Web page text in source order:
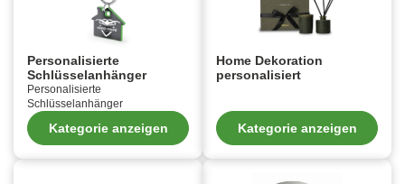
Personalisierte
Schlüsselanhänger
Personalisierte
Schlüsselanhänger
Kategorie anzeigen
Home Dekoration
personalisiert
Kategorie anzeigen